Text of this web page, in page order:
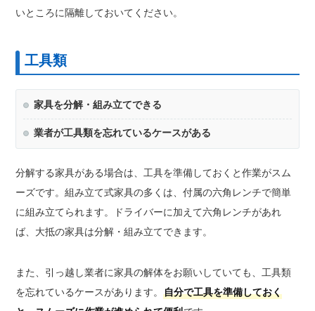
いところに隔離しておいてください。
工具類
家具を分解・組み立てできる
業者が工具類を忘れているケースがある
分解する家具がある場合は、工具を準備しておくと作業がスム
ーズです。組み立て式家具の多くは、付属の六角レンチで簡単
に組み立てられます。ドライバーに加えて六角レンチがあれ
ば、大抵の家具は分解・組み立てできます。
また、引っ越し業者に家具の解体をお願いしていても、工具類
を忘れているケースがあります。自分で工具を準備しておく